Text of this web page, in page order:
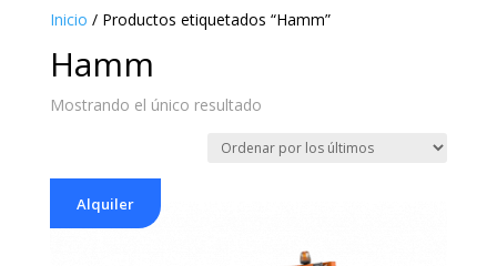
Inicio / Productos etiquetados “Hamm”
Hamm
Mostrando el único resultado
Alquiler